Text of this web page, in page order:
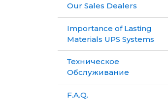
Our Sales Dealers
Importance of Lasting
Materials UPS Systems
Техническое
Обслуживание
F.A.Q.